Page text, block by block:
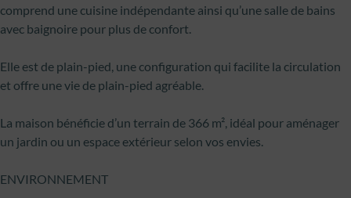
comprend une cuisine indépendante ainsi qu’une salle de bains
avec baignoire pour plus de confort.
Elle est de plain-pied, une configuration qui facilite la circulation
et offre une vie de plain-pied agréable.
La maison bénéficie d’un terrain de 366 m², idéal pour aménager
un jardin ou un espace extérieur selon vos envies.
ENVIRONNEMENT